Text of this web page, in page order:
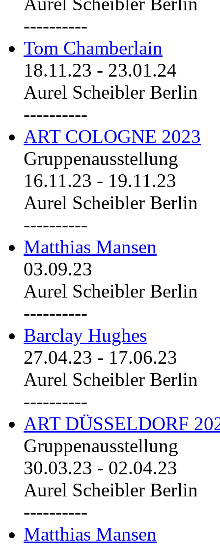
----------
Tom Chamberlain
18.11.23 - 23.01.24
Aurel Scheibler Berlin
----------
ART COLOGNE 2023
Gruppenausstellung
16.11.23 - 19.11.23
Aurel Scheibler Berlin
----------
Matthias Mansen
03.09.23
Aurel Scheibler Berlin
----------
Barclay Hughes
27.04.23 - 17.06.23
Aurel Scheibler Berlin
----------
ART DÜSSELDORF
Gruppenausstellung
30.03.23 - 02.04.23
Aurel Scheibler Berlin
----------
Matthias Mansen